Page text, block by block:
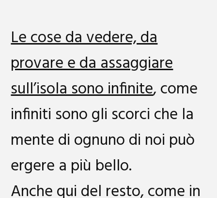
Le cose da vedere, da
provare e da assaggiare
sull’isola sono infinite, come
infiniti sono gli scorci che la
mente di ognuno di noi può
ergere a più bello.
Anche qui del resto, come in